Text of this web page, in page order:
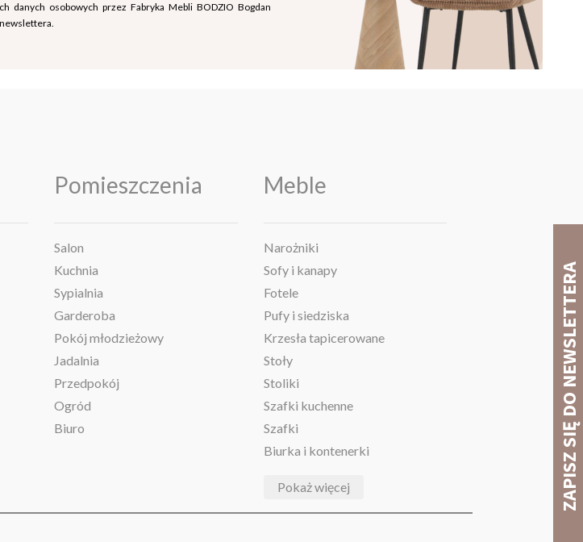
danych osobowych przez Fabryka Mebli BODZIO Bogdan
Pomieszczenia
Salon
Kuchnia
Sypialnia
Garderoba
Pokój młodzieżowy
Jadalnia
Przedpokój
Ogród
Biuro
Meble
Narożniki
Sofy i kanapy
Fotele
Pufy i siedziska
Krzesła tapicerowane
Stoły
Stoliki
Szafki kuchenne
Szafki
Biurka i kontenerki
Pokaż więcej